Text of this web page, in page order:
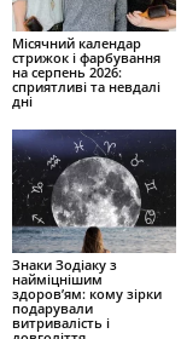
Місячний календар
стрижок і фарбування
на серпень 2026:
сприятливі та невдалі
дні
Знаки Зодіаку з
найміцнішим
здоров’ям: кому зірки
подарували
витривалість і